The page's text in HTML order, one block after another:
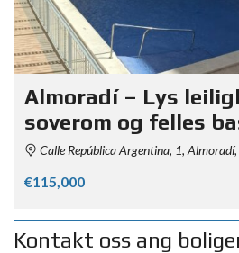
Almoradí – Lys
soverom og felles
Calle República Argentina, 1,
€115,000
Kontakt oss ang